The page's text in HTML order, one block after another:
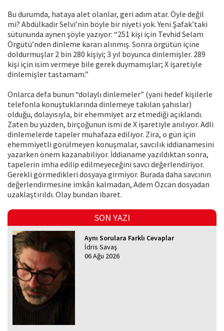
Bu durumda, hataya alet olanlar, geri adım atar. Öyle değil
mi? Abdülkadir Selvi’nin böyle bir niyeti yok. Yeni Şafak’taki
sütununda aynen şöyle yazıyor: “251 kişi için Tevhid Selam
Örgütü’nden dinleme kararı alınmış. Sonra örgütün içine
doldurmuşlar 2 bin 280 kişiyi; 3 yıl boyunca dinlemişler. 289
kişi için isim vermeye bile gerek duymamışlar; X işaretiyle
dinlemişler tastamam.”
Onlarca defa bunun “dolaylı dinlemeler” (yani hedef kişilerle
telefonla konuştuklarında dinlemeye takılan şahıslar)
olduğu, dolayısıyla, bir ehemmiyet arz etmediği açıklandı.
Zaten bu yüzden, birçoğunun ismi de X işaretiyle anılıyor. Adli
dinlemelerde tapeler muhafaza ediliyor. Zira, o gün için
ehemmiyetli görülmeyen konuşmalar, savcılık iddianamesini
yazarken önem kazanabiliyor. İddianame yazıldıktan sonra,
tapelerin imha edilip edilmeyeceğini savcı değerlendiriyor.
Gerekli görmedikleri dosyaya girmiyor. Burada daha savcının
değerlendirmesine imkân kalmadan, Adem Özcan dosyadan
uzaklaştırıldı. Olay bundan ibaret.
SON YAZI
Aynı Sorulara Farklı Cevaplar
İdris Savaş
06 Ağu 2026